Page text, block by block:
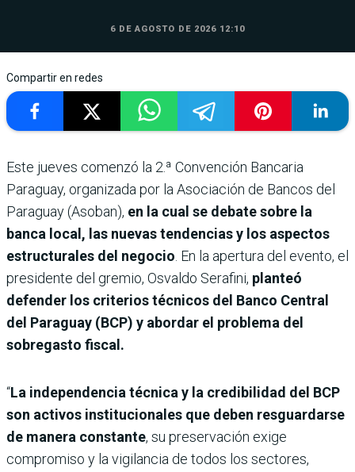
6 DE AGOSTO DE 2026 12:10
Compartir en redes
Este jueves comenzó la 2.ª Convención Bancaria
Paraguay, organizada por la Asociación de Bancos del
Paraguay (Asoban), en la cual se debate sobre la
banca local, las nuevas tendencias y los aspectos
estructurales del negocio. En la apertura del evento, el
presidente del gremio, Osvaldo Serafini, planteó
defender los criterios técnicos del Banco Central
del Paraguay (BCP) y abordar el problema del
sobregasto fiscal.
“La independencia técnica y la credibilidad del BCP
son activos institucionales que deben resguardarse
de manera constante, su preservación exige
compromiso y la vigilancia de todos los sectores,